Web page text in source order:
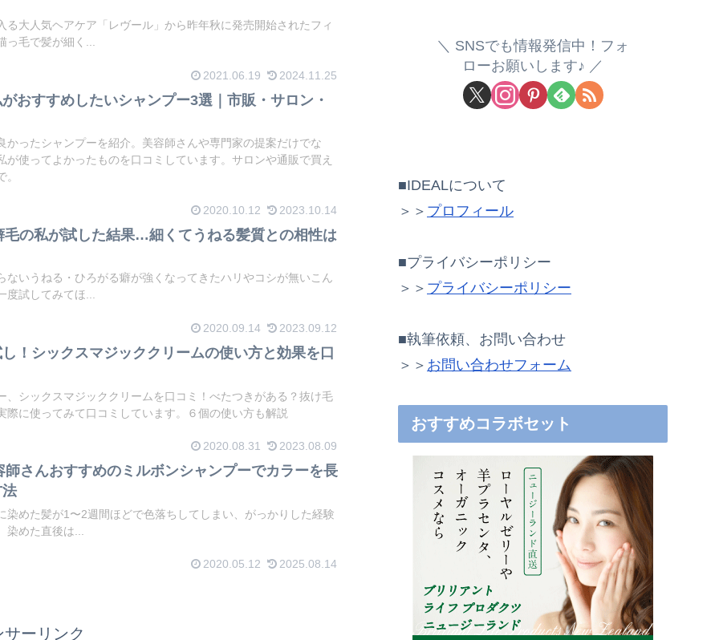
る大人気ヘアケア「レヴール」から昨年秋に発売開始されたフィ
毛で髪が細く...
2021.06.19 2024.11.25
おすすめしたいシャンプー3選｜市販・サロン・
かったシャンプーを紹介。美容師さんや専門家の提案だけでな
が使ってよかったものを口コミしています。サロンや通販で買え
2020.10.12 2023.10.14
の私が試した結果…細くてうねる髪質との相性は
ないうねる・ひろがる癖が強くなってきたハリやコシが無いこん
度試してみてほ...
2020.09.14 2023.09.12
！シックスマジッククリームの使い方と効果を口
、シックスマジッククリームを口コミ！べたつきがある？抜け毛
際に使ってみて口コミしています。６個の使い方も解説
2020.08.31 2023.08.09
さんおすすめのミルボンシャンプーでカラーを長
染めた髪が1〜2週間ほどで色落ちしてしまい、がっかりした経験
めた直後は...
2020.05.12 2025.08.14
サーリンク
SNSでも情報発信中！フォ
ローお願いします♪
■IDEALについて
＞＞ プロフィール
■プライバシーポリシー
＞＞ プライバシーポリシー
■執筆依頼、お問い合わせ
＞＞ お問い合わせフォーム
おすすめコラボセット